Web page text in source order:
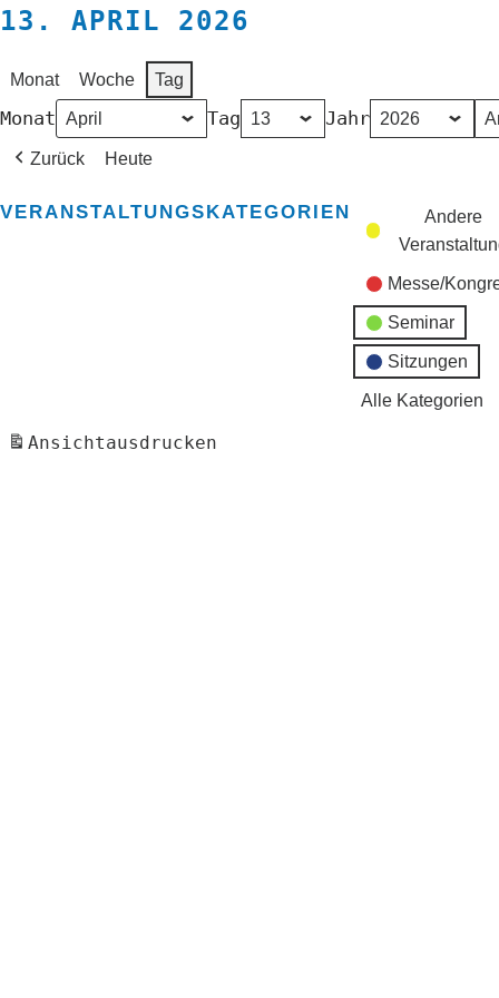
13. APRIL 2026
Monat Woche Tag
Monat Tag Jahr
Zurück Heute
VERANSTALTUNGSKATEGORIEN
Andere
Messe/
Seminar
Sitzungen
Alle Kategorien
Ansichtausdrucken